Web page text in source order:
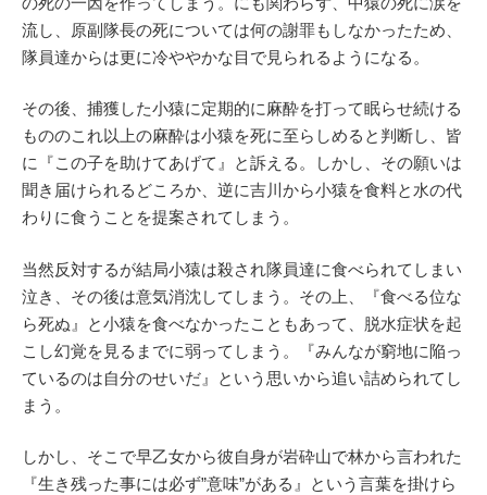
流し、原副隊長の死については何の謝罪もしなかったため、
隊員達からは更に冷ややかな目で見られるようになる。
その後、捕獲した小猿に定期的に麻酔を打って眠らせ続ける
もののこれ以上の麻酔は小猿を死に至らしめると判断し、皆
に『この子を助けてあげて』と訴える。しかし、その願いは
聞き届けられるどころか、逆に吉川から小猿を食料と水の代
わりに食うことを提案されてしまう。
当然反対するが結局小猿は殺され隊員達に食べられてしまい
泣き、その後は意気消沈してしまう。その上、『食べる位な
ら死ぬ』と小猿を食べなかったこともあって、脱水症状を起
こし幻覚を見るまでに弱ってしまう。『みんなが窮地に陥っ
ているのは自分のせいだ』という思いから追い詰められてし
まう。
しかし、そこで早乙女から彼自身が岩砕山で林から言われた
『生き残った事には必ず”意味”がある』という言葉を掛けら